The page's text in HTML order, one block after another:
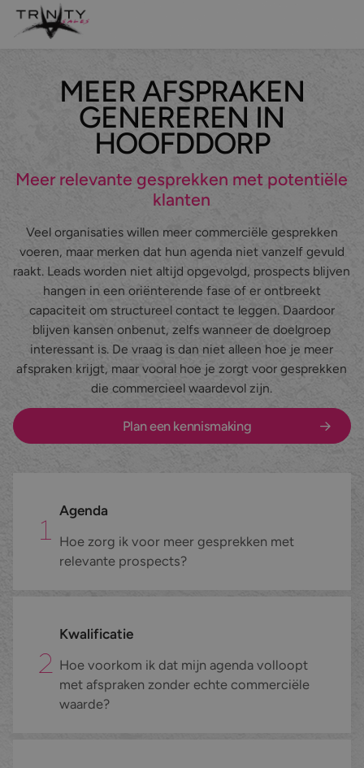
Leadgeneratie
Sales support
Maatwerk belcampagnes
Even kennismaken?
Over ons
Diensten
Leadgeneratie
Sales support
Inbound telefonie
Alle diensten
Branches
IT & Digital
Fieldmarketing
Industrie & Maakindustrie
Referenties
Werken bij
MEER AFSPRAKEN
GENEREREN IN
HOOFDDORP
Meer relevante gesprekken met potentiële
klanten
Veel organisaties willen meer commerciële gesprekken
voeren, maar merken dat hun agenda niet vanzelf gevuld
raakt. Leads worden niet altijd opgevolgd, prospects blijven
hangen in een oriënterende fase of er ontbreekt
capaciteit om structureel contact te leggen. Daardoor
blijven kansen onbenut, zelfs wanneer de doelgroep
interessant is. De vraag is dan niet alleen hoe je meer
afspraken krijgt, maar vooral hoe je zorgt voor gesprekken
die commercieel waardevol zijn.
Plan een kennismaking
Agenda
Hoe zorg ik voor meer gesprekken met
relevante prospects?
Kwalificatie
Hoe voorkom ik dat mijn agenda volloopt
met afspraken zonder echte commerciële
waarde?